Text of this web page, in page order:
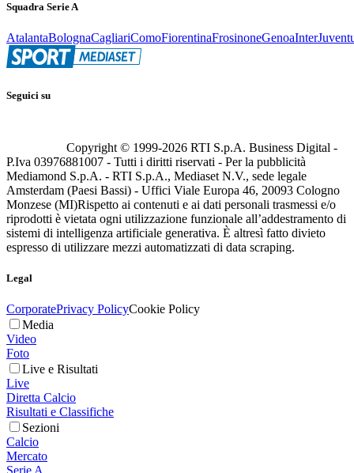
Squadra Serie A
AtalantaBolognaCagliariComoFiorentinaFrosinoneGenoaInter
Seguici su
Copyright © 1999-2026 RTI S.p.A. Business Digital -
P.Iva 03976881007 - Tutti i diritti riservati - Per la pubblicità
Mediamond S.p.A. - RTI S.p.A., Mediaset N.V., sede legale
Amsterdam (Paesi Bassi) - Uffici Viale Europa 46, 20093 Cologno
Monzese (MI)Rispetto ai contenuti e ai dati personali trasmessi e/o
riprodotti è vietata ogni utilizzazione funzionale all’addestramento di
sistemi di intelligenza artificiale generativa. È altresì fatto divieto
espresso di utilizzare mezzi automatizzati di data scraping.
Legal
CorporatePrivacy PolicyCookie Policy
Media
Video
Foto
Live e Risultati
Live
Diretta Calcio
Risultati e Classifiche
Sezioni
Calcio
Mercato